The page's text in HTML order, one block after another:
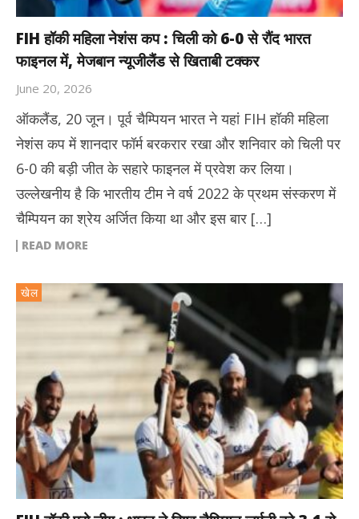
FIH हॉकी महिला नेशंस कप : चिली को 6-0 से रौंद भारत
फाइनल में, मेजबान न्यूजीलैंड से खिताबी टक्कर
June 20, 2026
ऑकलैंड, 20 जून। पूर्व चैम्पियन भारत ने यहां FIH हॉकी महिला
नेशंस कप में शानदार फॉर्म बरकरार रखा और शनिवार को चिली पर
6-0 की बड़ी जीत के सहारे फाइनल में प्रवेश कर लिया।
उल्लेखनीय है कि भारतीय टीम ने वर्ष 2022 के प्रथम संस्करण में
चैम्पियन का श्रेय अर्जित किया था और इस बार […]
READ MORE
खेल